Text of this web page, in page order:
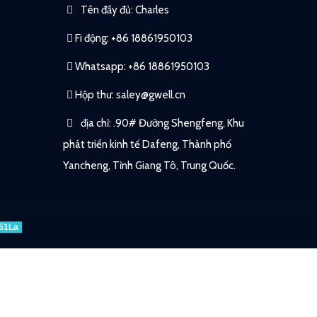
Tên đầy đủ: Charles
Fi động: +86 18861950103
Whatsapp: +86 18861950103
Hộp thư: saley@gwell.cn
địa chỉ: .90# Đường Shengfeng, Khu
phát triển kinh tế Dafeng, Thành phố
Yancheng, Tỉnh Giang Tô, Trung Quốc.